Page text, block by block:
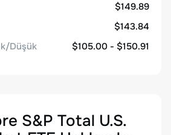
$149.89
$143.84
Düşük
$105.00 - $150.91
S&P Total U.S.